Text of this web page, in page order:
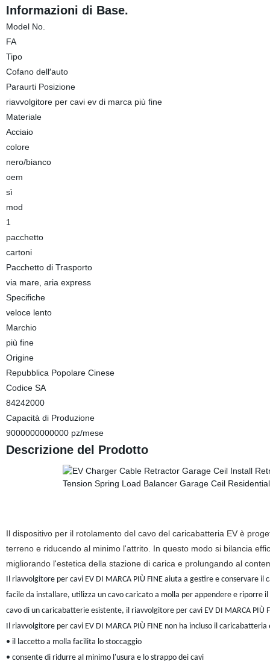
Informazioni di Base.
Model No.
FA
Tipo
Cofano dell′auto
Paraurti Posizione
riavvolgitore per cavi ev di marca più fine
Materiale
Acciaio
colore
nero/bianco
oem
sì
mod
1
pacchetto
cartoni
Pacchetto di Trasporto
via mare, aria express
Specifiche
veloce lento
Marchio
più fine
Origine
Repubblica Popolare Cinese
Codice SA
84242000
Capacità di Produzione
9000000000000 pz/mese
Descrizione del Prodotto
Il dispositivo per il rotolamento del cavo del caricabatteria EV è
terreno e riducendo al minimo l'attrito. In questo modo si bilancia
migliorando l'estetica della stazione di carica e prolungando al
Il riavvolgitore per cavi EV DI MARCA PIÙ FINE aiuta a gestire e conservare
facile da installare, utilizza un cavo caricato a molla per appendere e riporre
cavo di un caricabatterie esistente, il riavvolgitore per cavi EV DI MARCA
Il riavvolgitore per cavi EV DI MARCA PIÙ FINE non ha incluso il caricabatteria
• il laccetto a molla facilita lo stoccaggio
• consente di ridurre al minimo l'usura e lo strappo dei cavi